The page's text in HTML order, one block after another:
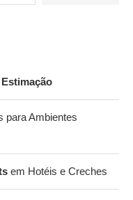
para Ambientes
em Hotéis e Creches